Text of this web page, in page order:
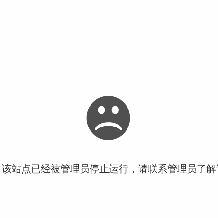
站点已经被管理员停止运行，请联系管理员了